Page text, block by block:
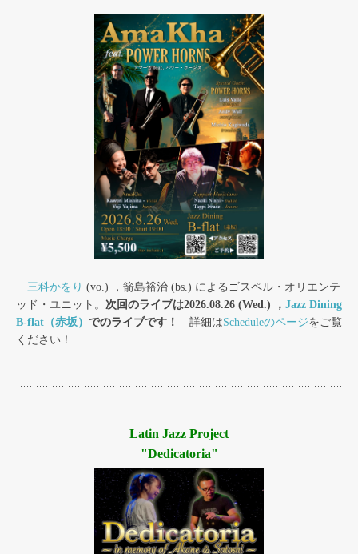
三科かをり (vo.) ，箭島裕治 (bs.) によるゴスペル・オリエンテ
ッド・ユニット。 次回のライブは2026.08.26 (Wed.) ， Jazz Dining
B-flat（赤坂） でのライブです！ 詳細はScheduleのページをご覧
ください！
Latin Jazz Project
"Dedicatoria"